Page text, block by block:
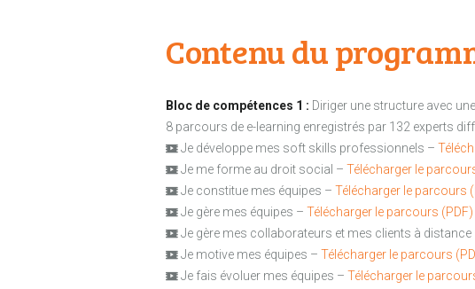
Contenu du
Bloc de compétences 1 : Diriger une structure avec
8 parcours de e-learning enregistrés par 132 experts
Je développe mes soft skills professionnels –
Je me forme au droit social – Télécharger le
Je constitue mes équipes – Télécharger le parcours
Je gère mes équipes – Télécharger le parcours (PDF)
Je gère mes collaborateurs et mes clients à distance
Je motive mes équipes – Télécharger le parcours
Je fais évoluer mes équipes – Télécharger le